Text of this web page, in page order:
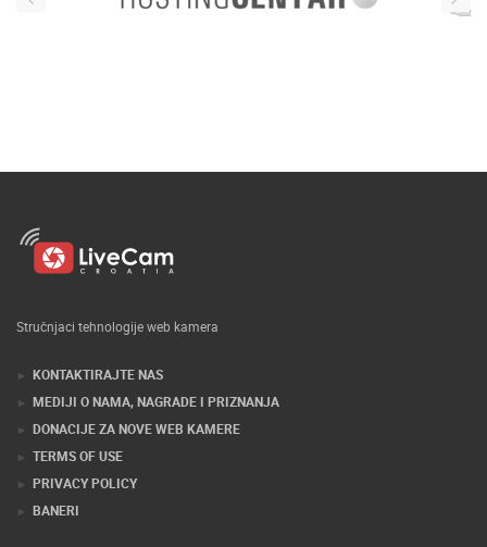
Stručnjaci tehnologije web kamera
KONTAKTIRAJTE NAS
MEDIJI O NAMA, NAGRADE I PRIZNANJA
DONACIJE ZA NOVE WEB KAMERE
TERMS OF USE
PRIVACY POLICY
BANERI